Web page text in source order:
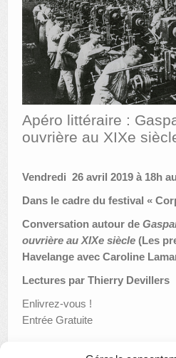
MUSÉE DU LUMINAIRE
FONDS PATRIMONIAUX
AUTRES LIEUX
ANIMATIONS DES MUSÉES
PUBLICATIONS
LE PORTAIL DES
Apéro littéraire :
ouvrière au XIXe
Vendredi 26 avril 2019 à 18h
Dans le cadre du festival «
Conversation autour de
ouvrière au XIXe siècle (Les
Havelange avec Caroline
Lectures par Thierry Devillers
Enlivrez-vous !
Entrée Gratuite